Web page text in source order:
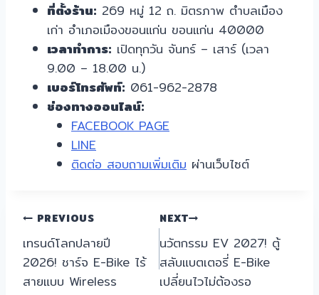
ที่ตั้งร้าน: 269 หมู่ 12 ถ. มิตรภาพ ตำบลเมือง
เก่า อำเภอเมืองขอนแก่น ขอนแก่น 40000
เวลาทำการ: เปิดทุกวัน จันทร์ – เสาร์ (เวลา
9.00 – 18.00 น.)
เบอร์โทรศัพท์: 061-962-2878
ช่องทางออนไลน์:
FACEBOOK PAGE
LINE
ติดต่อ สอบถามเพิ่มเติม ผ่านเว็บไซต์
แนะแนว
เรื่อง
PREVIOUS
เทรนด์โลกปลายปี
2026! ชาร์จ E-Bike ไร้
สายแบบ Wireless
NEXT
นวัตกรรม EV 2027! ตู้
สลับแบตเตอรี่ E-Bike
เปลี่ยนไวไม่ต้องรอ